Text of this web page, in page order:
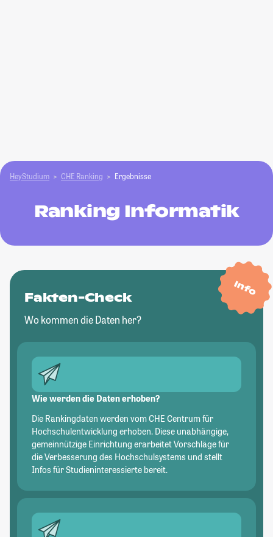
HeyStudium CHE Ranking Ergebnisse
Ranking Informatik
Info
Fakten-Check
Wo kommen die Daten her?
Wie werden die Daten erhoben?
Die Rankingdaten werden vom CHE Centrum für
Hochschulentwicklung erhoben. Diese unabhängige,
gemeinnützige Einrichtung erarbeitet Vorschläge für
die Verbesserung des Hochschulsystems und stellt
Infos für Studieninteressierte bereit.